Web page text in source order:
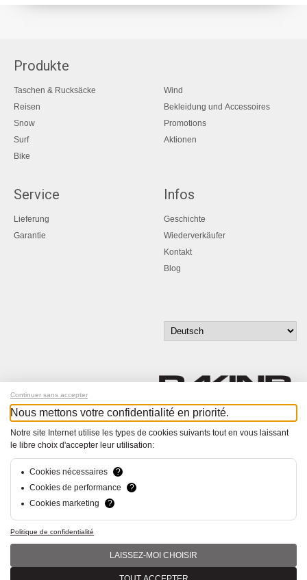
Produkte
Taschen & Rucksäcke
Reisen
Snow
Surf
Bike
Wind
Bekleidung und Accessoires
Promotions
Aktionen
Service
Lieferung
Garantie
Infos
Geschichte
Wiederverkäufer
Kontakt
Blog
© Bucher+Walt 2011-2026
hsolutions.ch
Continuer sans accepter
Nous mettons votre confidentialité en priorité.
Notre site Internet utilise les types de cookies suivants tout en vous laissant
le libre choix d'accepter leur utilisation:
Cookies nécessaires
?
Cookies de performance
?
Cookies marketing
?
Politique de confidentialité
LAISSEZ-MOI CHOISIR